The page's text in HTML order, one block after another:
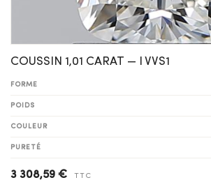
COUSSIN 1,01 CARAT — I VVS1
FORME
POIDS
COULEUR
PURETÉ
3 308,59 € TTC